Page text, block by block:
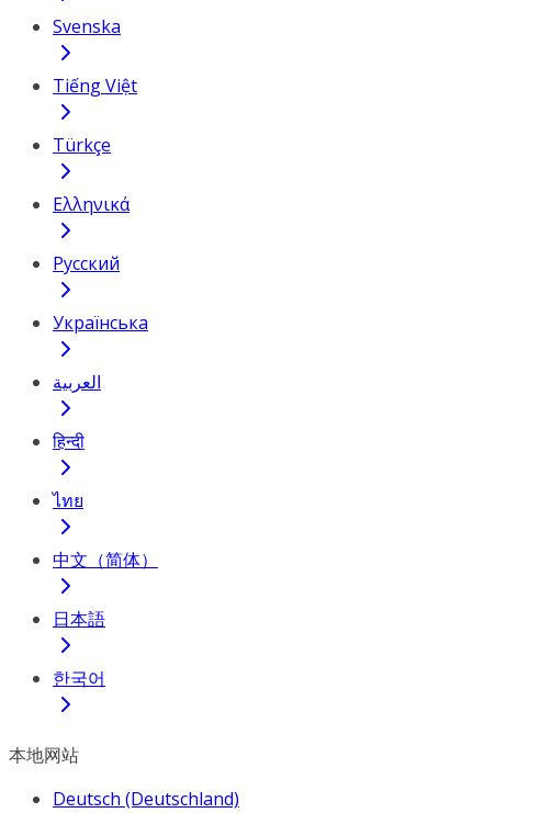
Svenska
Tiếng Việt
Türkçe
Ελληνικά
Русский
Українська
العربية
हिन्दी
ไทย
中文（简体）
日本語
한국어
本地网站
Deutsch (Deutschland)